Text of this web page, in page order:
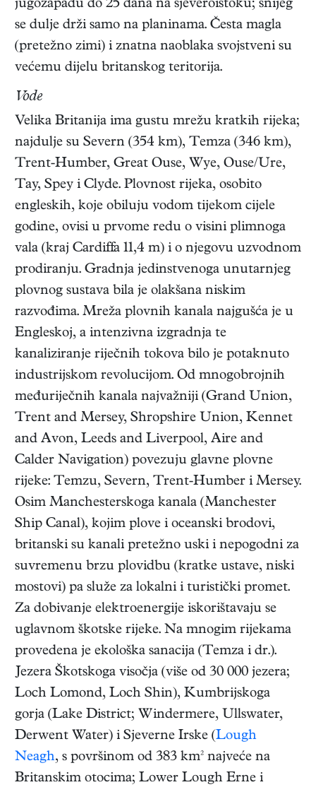
jugozapadu do 25 dana na sjeveroistoku; snijeg
se dulje drži samo na planinama. Česta magla
(pretežno zimi) i znatna naoblaka svojstveni su
većemu dijelu britanskog teritorija.
Vode
Velika Britanija ima gustu mrežu kratkih rijeka;
najdulje su Severn (354 km), Temza (346 km),
Trent-Humber, Great Ouse, Wye, Ouse/Ure,
Tay, Spey i Clyde. Plovnost rijeka, osobito
engleskih, koje obiluju vodom tijekom cijele
godine, ovisi u prvome redu o visini plimnoga
vala (kraj Cardiffa 11,4 m) i o njegovu uzvodnom
prodiranju. Gradnja jedinstvenoga unutarnjeg
plovnog sustava bila je olakšana niskim
razvođima. Mreža plovnih kanala najgušća je u
Engleskoj, a intenzivna izgradnja te
kanaliziranje riječnih tokova bilo je potaknuto
industrijskom revolucijom. Od mnogobrojnih
međuriječnih kanala najvažniji (Grand Union,
Trent and Mersey, Shropshire Union, Kennet
and Avon, Leeds and Liverpool, Aire and
Calder Navigation) povezuju glavne plovne
rijeke: Temzu, Severn, Trent-Humber i Mersey.
Osim Manchesterskoga kanala (Manchester
Ship Canal), kojim plove i oceanski brodovi,
britanski su kanali pretežno uski i nepogodni za
suvremenu brzu plovidbu (kratke ustave, niski
mostovi) pa služe za lokalni i turistički promet.
Za dobivanje elektroenergije iskorištavaju se
uglavnom škotske rijeke. Na mnogim rijekama
provedena je ekološka sanacija (Temza i dr.).
Jezera Škotskoga visočja (više od 30 000 jezera;
Loch Lomond, Loch Shin), Kumbrijskoga
gorja (Lake District; Windermere, Ullswater,
Derwent Water) i Sjeverne Irske (Lough
Neagh, s površinom od 383 km² najveće na
Britanskim otocima; Lower Lough Erne i